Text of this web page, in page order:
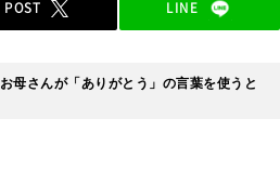
POST LINE
お母さんが「ありがとう」の言葉を使うと